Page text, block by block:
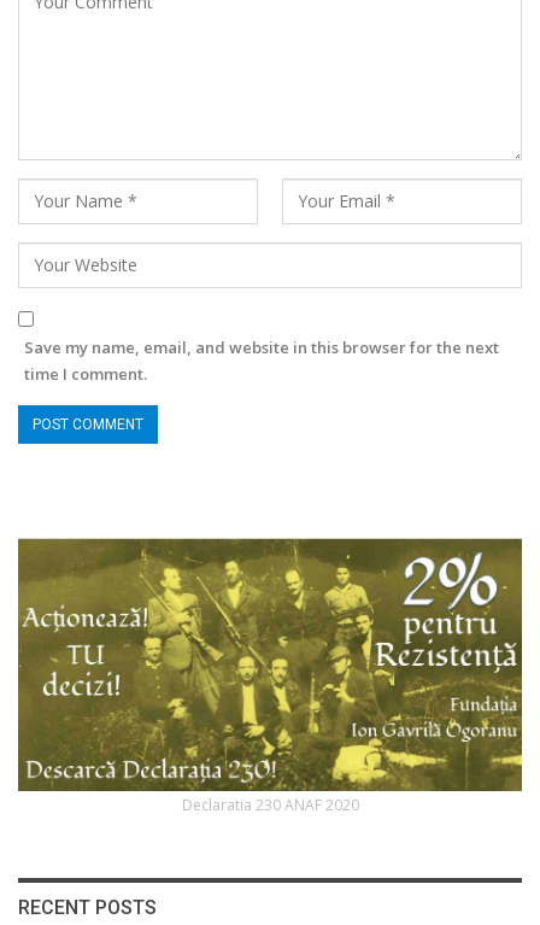
Save my name, email, and website in this browser for the next
time I comment.
Declaratia 230 ANAF 2020
RECENT POSTS